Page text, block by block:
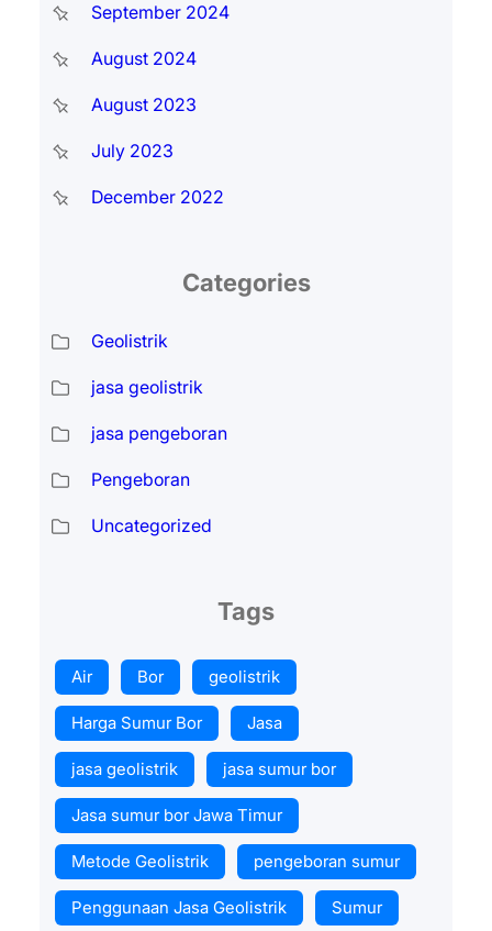
September 2024
August 2024
August 2023
July 2023
December 2022
Categories
Geolistrik
jasa geolistrik
jasa pengeboran
Pengeboran
Uncategorized
Tags
Air Bor geolistrik
Harga Sumur Bor Jasa
jasa geolistrik jasa sumur bor
Jasa sumur bor Jawa Timur
Metode Geolistrik pengeboran sumur
Penggunaan Jasa Geolistrik Sumur